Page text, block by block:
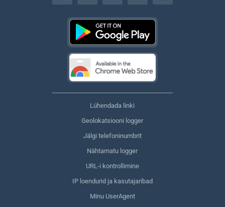
Lühendada linki
Geolokatsiooni logger
Jälgi telefoninumbrit
Nähtamatu logger
URL-i kontrollimine
IP loendurid ja kasutajaribad
Minu UserAgent